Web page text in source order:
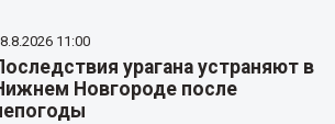
11:00
урагана устраняют в
Новгороде после